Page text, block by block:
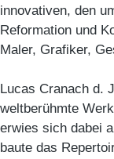
innovativen, den
Reformation und
Maler, Grafiker,
Lucas Cranach d.
weltberühmte
erwies sich dabei
baute das